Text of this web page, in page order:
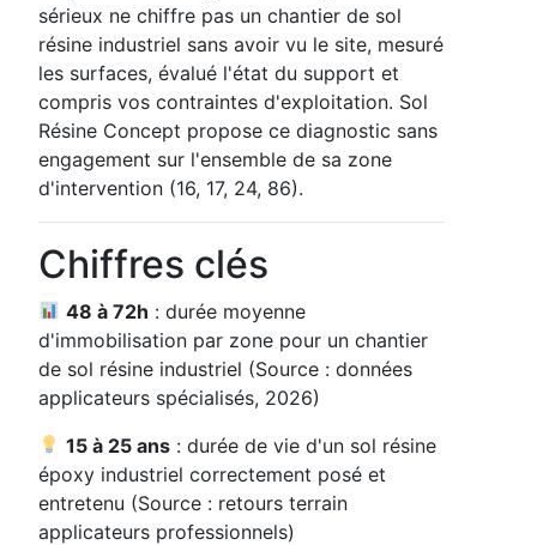
sérieux ne chiffre pas un chantier de sol
résine industriel sans avoir vu le site, mesuré
les surfaces, évalué l'état du support et
compris vos contraintes d'exploitation. Sol
Résine Concept propose ce diagnostic sans
engagement sur l'ensemble de sa zone
d'intervention (16, 17, 24, 86).
Chiffres clés
48 à 72h : durée moyenne
d'immobilisation par zone pour un chantier
de sol résine industriel (Source : données
applicateurs spécialisés, 2026)
15 à 25 ans : durée de vie d'un sol résine
époxy industriel correctement posé et
entretenu (Source : retours terrain
applicateurs professionnels)